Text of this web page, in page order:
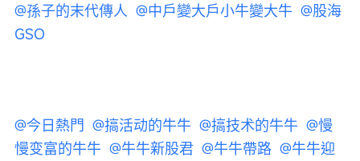
@孫子的末代傳人 @中戶變大戶小牛變大牛 @股海
GSO
@今日熱門 @搞活动的牛牛 @搞技术的牛牛 @慢
慢变富的牛牛 @牛牛新股君 @牛牛帶路 @牛牛迎